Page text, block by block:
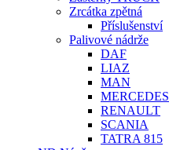
Zrcátka zpětná
Příslušenství
Palivové nádrže
DAF
LIAZ
MAN
MERCEDES
RENAULT
SCANIA
TATRA 815